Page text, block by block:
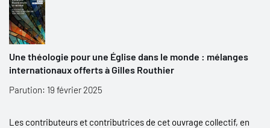
Une théologie pour une Église dans le monde : mélanges
internationaux offerts à Gilles Routhier
Parution: 19 février 2025
Les contributeurs et contributrices de cet ouvrage collectif, en